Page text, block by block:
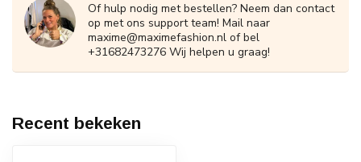
Of hulp nodig met bestellen? Neem dan contact
op met ons support team! Mail naar
maxime@maximefashion.nl of bel
+31682473276 Wij helpen u graag!
Recent bekeken